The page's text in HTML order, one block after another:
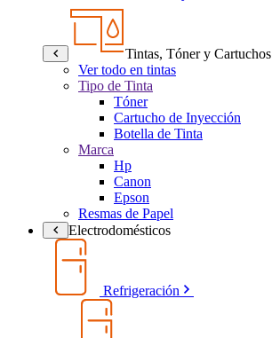
Tintas, Tóner y Cartuchos
Ver todo en tintas
Tipo de Tinta
Tóner
Cartucho de Inyección
Botella de Tinta
Marca
Hp
Canon
Epson
Resmas de Papel
Electrodomésticos
Refrigeración